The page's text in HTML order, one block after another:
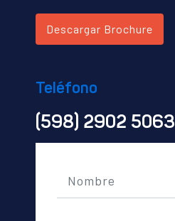
Descargar Brochure
Teléfono
(598) 2902 5063